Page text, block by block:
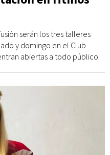
serán los tres talleres
y domingo en el Club
abiertas a todo público.